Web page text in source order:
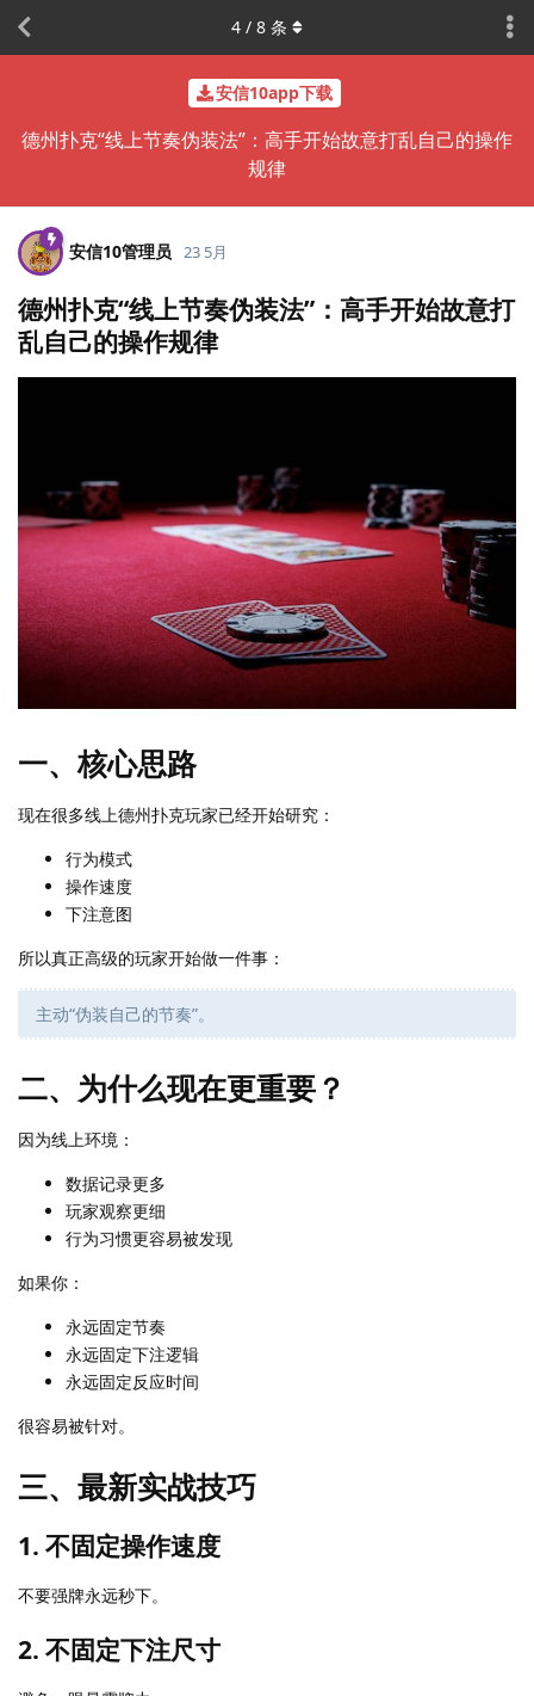
安信10app下载
德州扑克“线上节奏伪装法”：高手开始故意打乱自己的操作
规律
4 / 8 条
安信10管理员 23 5月
德州扑克“线上节奏伪装法”：高手开始故意打
乱自己的操作规律
一、核心思路
现在很多线上德州扑克玩家已经开始研究：
行为模式
操作速度
下注意图
所以真正高级的玩家开始做一件事：
主动“伪装自己的节奏”。
二、为什么现在更重要？
因为线上环境：
数据记录更多
玩家观察更细
行为习惯更容易被发现
如果你：
永远固定节奏
永远固定下注逻辑
永远固定反应时间
很容易被针对。
三、最新实战技巧
1. 不固定操作速度
不要强牌永远秒下。
2. 不固定下注尺寸